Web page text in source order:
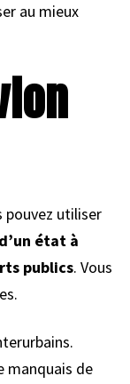
au mieux
pouvez utiliser
état à
publics. Vous
manquais de